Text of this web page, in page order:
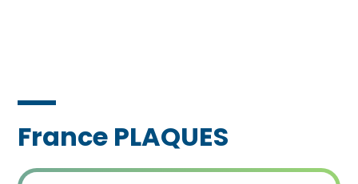
France PLAQUES